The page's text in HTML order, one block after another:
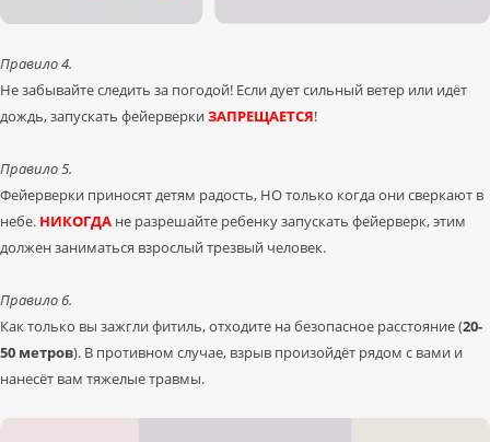
Правило 4.
Не забывайте следить за погодой! Если дует сильный ветер или идёт
дождь, запускать фейерверки ЗАПРЕЩАЕТСЯ!
Правило 5.
Фейерверки приносят детям радость, НО только когда они сверкают в
небе. НИКОГДА не разрешайте ребенку запускать фейерверк, этим
должен заниматься взрослый трезвый человек.
Правило 6.
Как только вы зажгли фитиль, отходите на безопасное расстояние (20-
50 метров). В противном случае, взрыв произойдёт рядом с вами и
нанесёт вам тяжелые травмы.